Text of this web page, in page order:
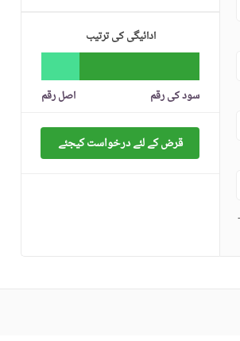
ادائیگی کی ترتیب
سود کی رقم اصل رقم
قرض کے لئے درخواست کیجئے